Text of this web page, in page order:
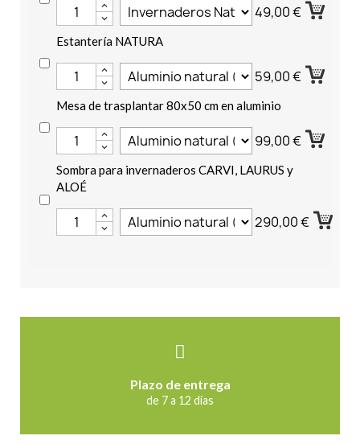
49,00 €
Estantería NATURA
59,00 €
Mesa de trasplantar 80x50 cm en aluminio
99,00 €
Sombra para invernaderos CARVI, LAURUS y
ALOÉ
290,00 €
Plazo de entrega
de 7 a 12 dias